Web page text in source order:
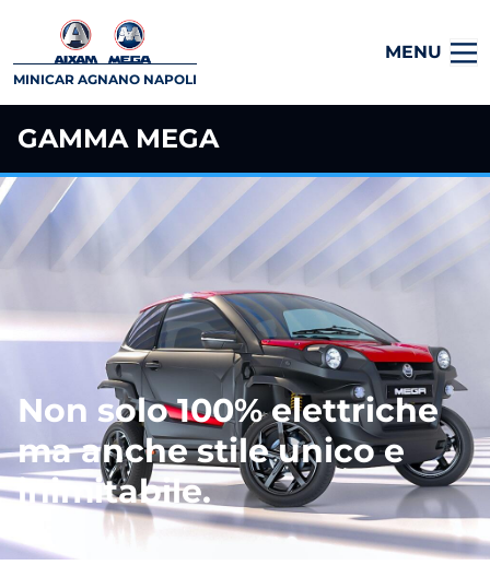
MINICAR AGNANO NAPOLI
MENU
GAMMA MEGA
Non solo 100% elettriche
ma anche stile unico e
inimitabile.